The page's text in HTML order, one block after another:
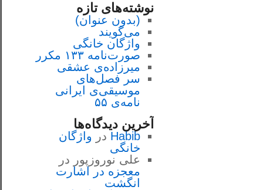
نوشته‌های تازه
(بدون عنوان)
می‌گویند
واژگان خانگی
صورت‌نامه ۱۳۳ مکرر
میرزاده‌ی عشقی
سر فصل‌هاى
موسيقى‌ی ايرانى
نامه‌ی ۵۵
آخرین دیدگاه‌ها
Habib در واژگان
خانگی
علی نوروزپور در
معجزه در اشارت
انگشت